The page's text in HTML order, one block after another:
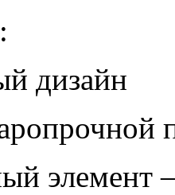
дизайн
элемент